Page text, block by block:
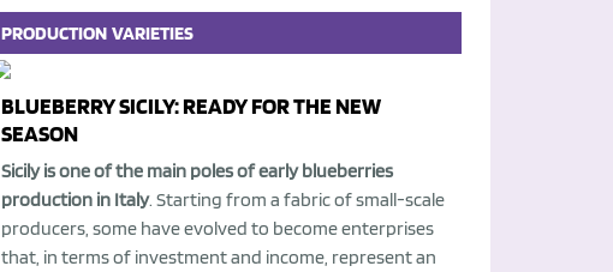
PRODUCTION VARIETIES
BLUEBERRY SICILY: READY FOR THE NEW
SEASON
Sicily is one of the main poles of early blueberries
production in Italy. Starting from a fabric of small-scale
producers, some have evolved to become enterprises
that, in terms of investment and income, represent an